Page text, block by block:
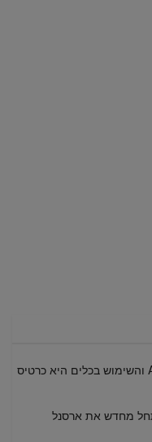
העולם לא מחכה: למה למידה של יישומי AI והשימוש בכלים היא כרטיס
מחדש את ארסנל